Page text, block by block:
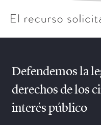
Defendemos la
derechos de los
interés público